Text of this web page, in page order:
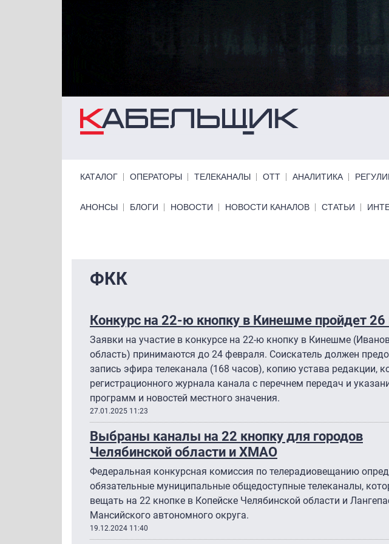
Перейти к основному содержанию
КАТАЛОГ ОПЕРАТОРЫ ТЕЛЕКАНАЛЫ ОТТ АНАЛИТИКА
Primary links bottom
АНОНСЫ БЛОГИ НОВОСТИ НОВОСТИ КАНАЛОВ СТАТЬИ
ФКК
Конкурс на 22-ю кнопку в Кинешме пройдет 26
Заявки на участие в конкурсе на 22-ю кнопку в Кинешме
область) принимаются до 24 февраля. Соискатель должен
запись эфира телеканала (168 часов), копию устава редакции,
регистрационного журнала канала с перечнем передач и
программ и новостей местного значения.
27.01.2025 11:23
Выбраны каналы на 22 кнопку для городов
Челябинской области и ХМАО
Федеральная конкурсная комиссия по телерадиовещанию
обязательные муниципальные общедоступные телеканалы,
вещать на 22 кнопке в Копейске Челябинской области и
Мансийского автономного округа.
19.12.2024 11:40